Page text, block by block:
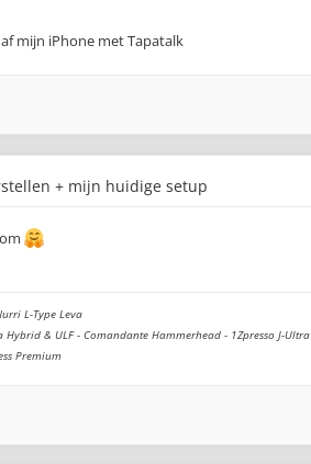
mijn iPhone met Tapatalk
+ mijn huidige setup
L-Type Leva
Hybrid & ULF - Comandante Hammerhead - 1Zpresso J-Ultra
Premium